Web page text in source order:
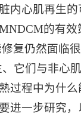
内心肌再生
的有效
复仍然面临
它们与非心
过程中为什
进一步研究